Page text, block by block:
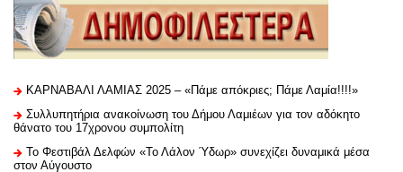
ΚΑΡΝΑΒΑΛΙ ΛΑΜΙΑΣ 2025 – «Πάμε απόκριες; Πάμε Λαμία!!!!»
Συλλυπητήρια ανακοίνωση του Δήμου Λαμιέων για τον αδόκητο
θάνατο του 17χρονου συμπολίτη
Το Φεστιβάλ Δελφών «Το Λάλον Ύδωρ» συνεχίζει δυναμικά μέσα
στον Αύγουστο